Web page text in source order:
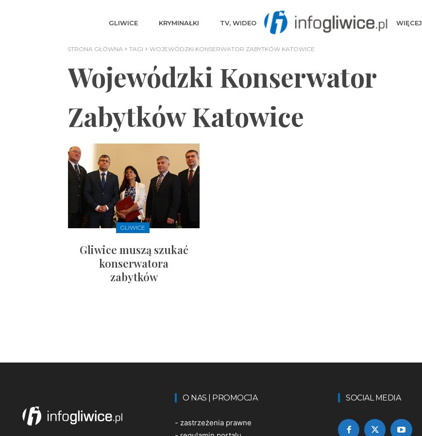
GLIWICE KRYMINAŁKI TV, WIDEO WIĘCEJ
STRONA GŁÓWNA TAGI WOJEWÓDZKI KONSERWATOR ZABYTKÓW KATOWICE
Wojewódzki Konserwator
Zabytków Katowice
GLIWICE
Gliwice muszą szukać
konserwatora
zabytków
O NAS | PROMOCJA
- zastrzeżenia prawne
SOCIAL MEDIA